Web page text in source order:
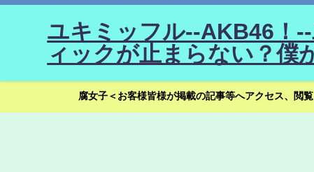
ユキミッフル--AKB46！
ィックが止まらない？僕
腐女子＜お客様皆様が掲載の記事等へアクセス、閲